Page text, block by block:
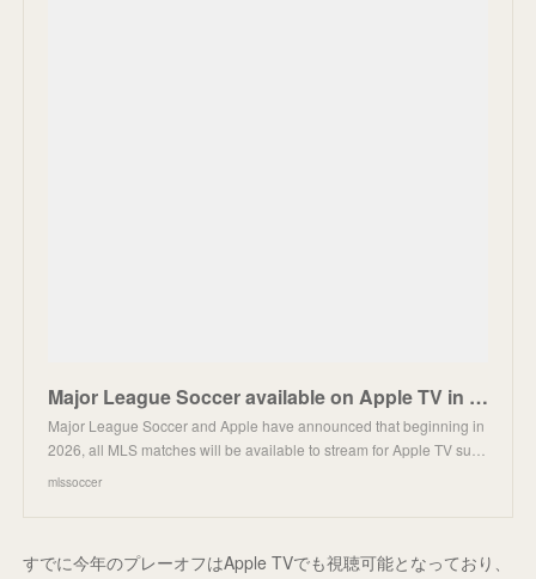
Major League Soccer available on Apple TV in 2026 | MLSSoccer.com
Major League Soccer and Apple have announced that beginning in
2026, all MLS matches will be available to stream for Apple TV su…
mlssoccer
すでに今年のプレーオフはApple TVでも視聴可能となっており、